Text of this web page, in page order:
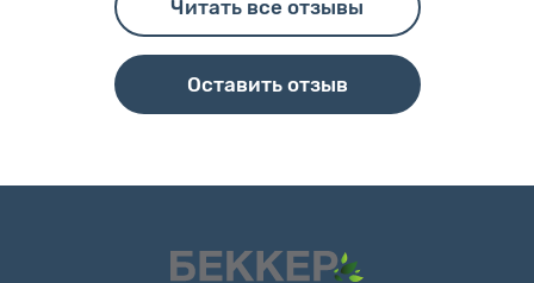
Читать все отзывы
Оставить отзыв